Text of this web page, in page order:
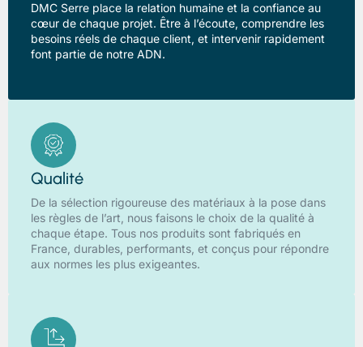
DMC Serre place la relation humaine et la confiance au
cœur de chaque projet. Être à l’écoute, comprendre les
besoins réels de chaque client, et intervenir rapidement
font partie de notre ADN.
Qualité
De la sélection rigoureuse des matériaux à la pose dans
les règles de l’art, nous faisons le choix de la qualité à
chaque étape. Tous nos produits sont fabriqués en
France, durables, performants, et conçus pour répondre
aux normes les plus exigeantes.